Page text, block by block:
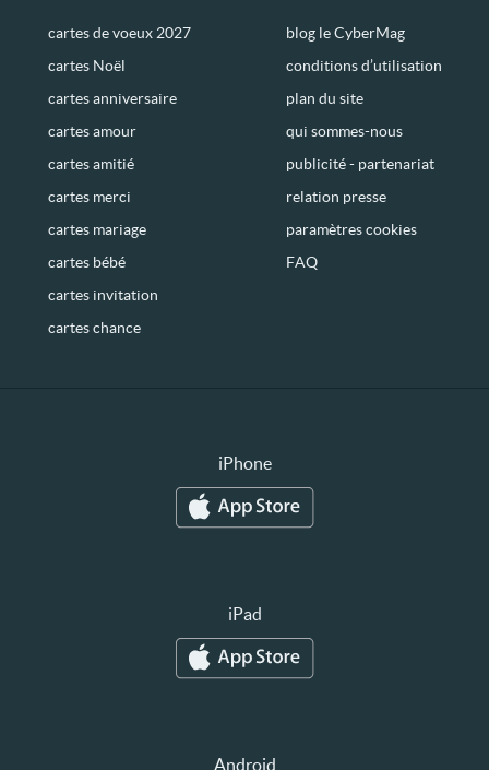
cartes de voeux 2027
cartes Noël
cartes anniversaire
cartes amour
cartes amitié
cartes merci
cartes mariage
cartes bébé
cartes invitation
cartes chance
blog le CyberMag
conditions d’utilisation
plan du site
qui sommes-nous
publicité - partenariat
relation presse
paramètres cookies
FAQ
iPhone
iPad
Android